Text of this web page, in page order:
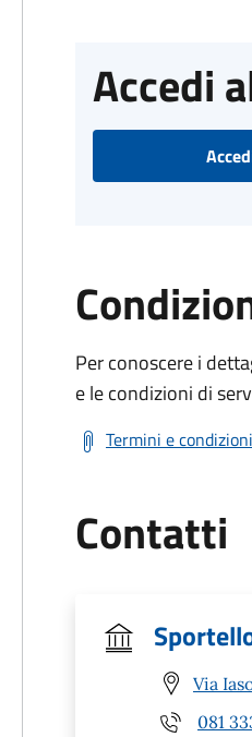
Accedi
Per conoscere i
e le condizioni di
Termini e
Contatti
Via
081